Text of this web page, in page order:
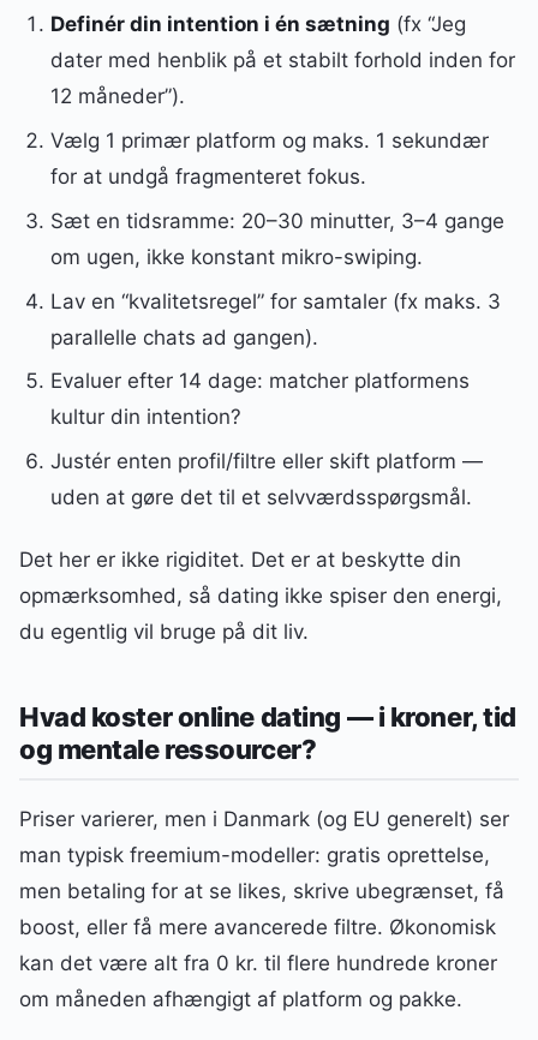
Definér din intention i én sætning (fx “Jeg
dater med henblik på et stabilt forhold inden for
12 måneder”).
Vælg 1 primær platform og maks. 1 sekundær
for at undgå fragmenteret fokus.
Sæt en tidsramme: 20–30 minutter, 3–4 gange
om ugen, ikke konstant mikro-swiping.
Lav en “kvalitetsregel” for samtaler (fx maks. 3
parallelle chats ad gangen).
Evaluer efter 14 dage: matcher platformens
kultur din intention?
Justér enten profil/filtre eller skift platform —
uden at gøre det til et selvværdsspørgsmål.
Det her er ikke rigiditet. Det er at beskytte din
opmærksomhed, så dating ikke spiser den energi,
du egentlig vil bruge på dit liv.
Hvad koster online dating — i kroner, tid
og mentale ressourcer?
Priser varierer, men i Danmark (og EU generelt) ser
man typisk freemium-modeller: gratis oprettelse,
men betaling for at se likes, skrive ubegrænset, få
boost, eller få mere avancerede filtre. Økonomisk
kan det være alt fra 0 kr. til flere hundrede kroner
om måneden afhængigt af platform og pakke.